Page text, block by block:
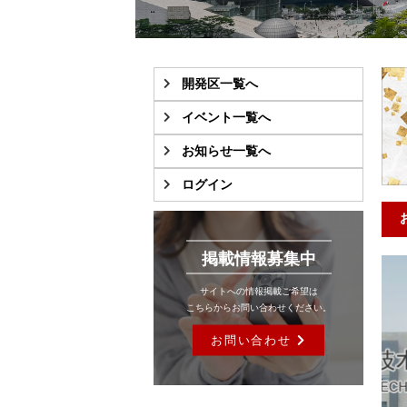
開発区一覧へ
イベント一覧へ
お知らせ一覧へ
ログイン
掲載情報募集中
サイトへの情報掲載ご希望は
こちらからお問い合わせください。
お問い合わせ